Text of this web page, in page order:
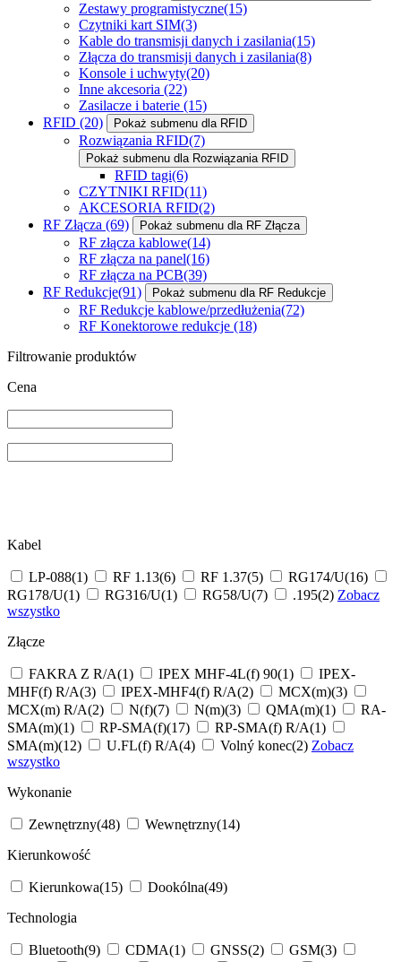
Zestawy programistyczne(15)
Czytniki kart SIM(3)
Kable do transmisji danych i zasilania(15)
Złącza do transmisji danych i zasilania(8)
Konsole i uchwyty(20)
Inne akcesoria (22)
Zasilacze i baterie (15)
RFID (20) Pokaż submenu dla RFID
Rozwiązania RFID(7)
Pokaż submenu dla Rozwiązania RFID
RFID tagi(6)
CZYTNIKI RFID(11)
AKCESORIA RFID(2)
RF Złącza (69) Pokaż submenu dla RF Złącza
RF złącza kablowe(14)
RF złącza na panel(16)
RF złącza na PCB(39)
RF Redukcje(91) Pokaż submenu dla RF Redukcje
RF Redukcje kablowe/przedłużenia(72)
RF Konektorowe redukcje (18)
Filtrowanie produktów
Cena
Kabel
LP-088(1) RF 1.13(6) RF 1.37(5) RG174/U(16)
RG178/U(1) RG316/U(1) RG58/U(7) .195(2) Zobacz
wszystko
Złącze
FAKRA Z R/A(1) IPEX MHF-4L(f) 90(1)
IPEX-
MHF(f) R/A(3) IPEX-MHF4(f) R/A(2) MCX(m)(3)
MCX(m) R/A(2) N(f)(7) N(m)(3) QMA(m)(1)
RA-
SMA(m)(1) RP-SMA(f)(17) RP-SMA(f) R/A(1)
SMA(m)(12) U.FL(f) R/A(4) Volný konec(2) Zobacz
wszystko
Wykonanie
Zewnętrzny(48) Wewnętrzny(14)
Kierunkowość
Kierunkowa(15) Dookólna(49)
Technologia
Bluetooth(9) CDMA(1) GNSS(2) GSM(3)